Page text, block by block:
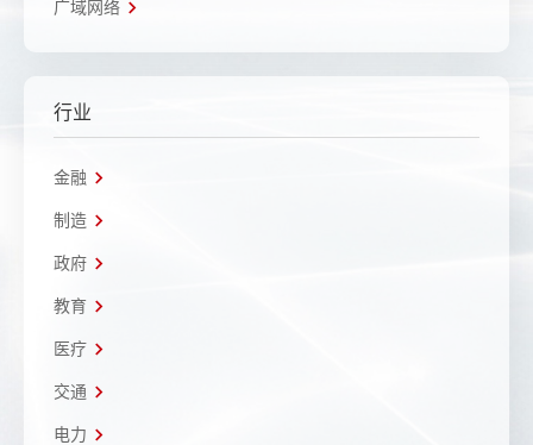
广域网络
行业
金融
制造
政府
教育
医疗
交通
电力